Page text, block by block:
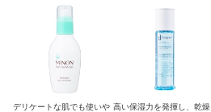
デリケートな肌でも使いや 高い保湿力を発揮し、乾燥